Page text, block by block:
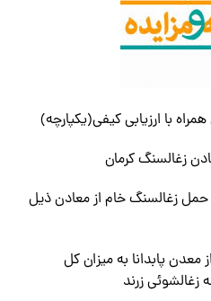
با ارزیابی کیفی(یکپارچه)
زغالسنگ كرمان
زغالسنگ خام از معادن ذیل
پابدانا به میزان کل